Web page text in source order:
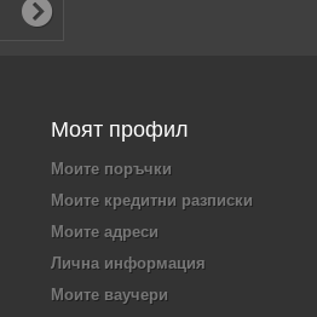
Моят профил
Моите поръчки
Моите кредитни разписки
Моите адреси
Лична информация
Моите ваучери